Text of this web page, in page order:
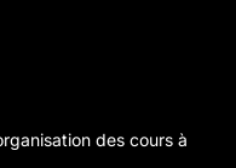
des cours à